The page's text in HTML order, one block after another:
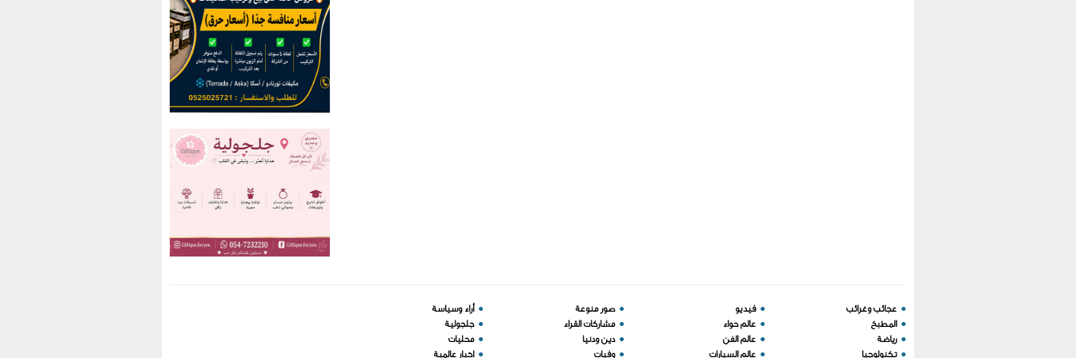
● عجائب وغرائب
● المطبخ
● رياضة
● تكنولوجيا
● فيديو
● عالم حواء
● عالم الفن
● عالم السيارات
● صور منوعة
● مشاركات القراء
● دين ودنيا
● وفيات
● أراء وسياسة
● جلجولية
● محليات
● اخبار عالمية